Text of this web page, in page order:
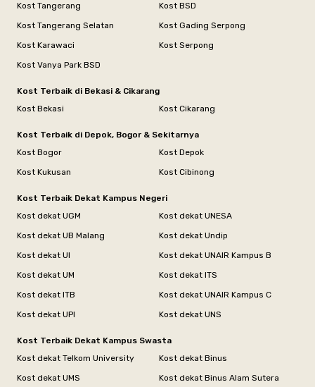
Kost Tangerang
Kost BSD
Kost Tangerang Selatan
Kost Gading Serpong
Kost Karawaci
Kost Serpong
Kost Vanya Park BSD
Kost Terbaik di Bekasi & Cikarang
Kost Bekasi
Kost Cikarang
Kost Terbaik di Depok, Bogor & Sekitarnya
Kost Bogor
Kost Depok
Kost Kukusan
Kost Cibinong
Kost Terbaik Dekat Kampus Negeri
Kost dekat UGM
Kost dekat UNESA
Kost dekat UB Malang
Kost dekat Undip
Kost dekat UI
Kost dekat UNAIR Kampus B
Kost dekat UM
Kost dekat ITS
Kost dekat ITB
Kost dekat UNAIR Kampus C
Kost dekat UPI
Kost dekat UNS
Kost Terbaik Dekat Kampus Swasta
Kost dekat Telkom University
Kost dekat Binus
Kost dekat UMS
Kost dekat Binus Alam Sutera